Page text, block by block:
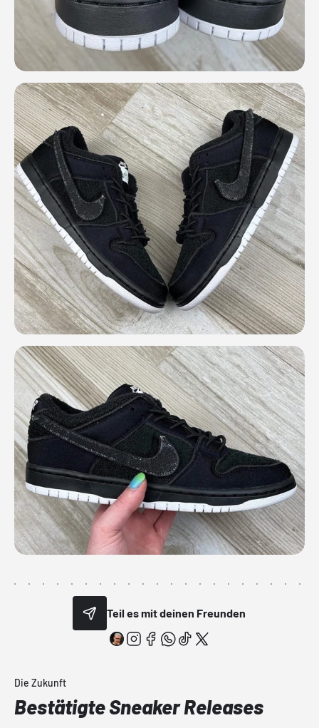
Teil es mit deinen Freunden
Die Zukunft
Bestätigte Sneaker Releases